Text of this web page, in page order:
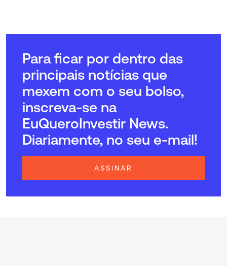
Para ficar por dentro das
principais notícias que
mexem com o seu bolso,
inscreva-se na
EuQueroInvestir News.
Diariamente, no seu e-mail!
ASSINAR